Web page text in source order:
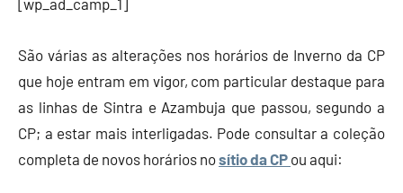
[wp_ad_camp_1]
São várias as alterações nos horários de Inverno da CP
que hoje entram em vigor, com particular destaque para
as linhas de Sintra e Azambuja que passou, segundo a
CP; a estar mais interligadas. Pode consultar a coleção
completa de novos horários nosítio da CP ou aqui: